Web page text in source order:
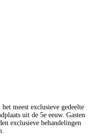
meest exclusieve gedeelte
uit de 5e eeuw. Gasten
exclusieve behandelingen